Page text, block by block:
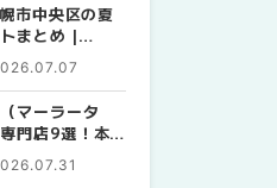
市中央区の夏
まとめ |
マーラータ
門店9選！本
ら最新店まで
2026年夏 札幌市中央区の夏
祭り・イベントまとめ |
9
2026年夏 恵庭市・千歳市の
夏祭り・イベントまとめ |
9
【新千歳空港】新カードラウ
ンジが開業。「SUPER
ラウンジアネックス）」をご
紹介！！ | MouLa
HOKKAIDO
18
2026年夏 札幌市南区の夏祭
り・イベントまとめ |
8